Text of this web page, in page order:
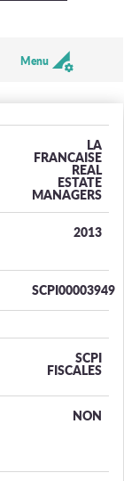
Menu
LA
FRANCAISE
REAL
ESTATE
MANAGERS
2013
SCPI00003949
SCPI
FISCALES
NON